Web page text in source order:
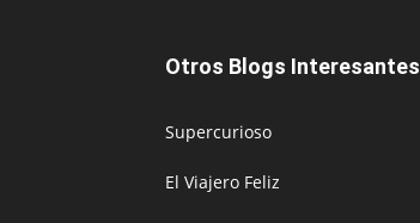
Otros Blogs Interesantes
Supercurioso
El Viajero Feliz